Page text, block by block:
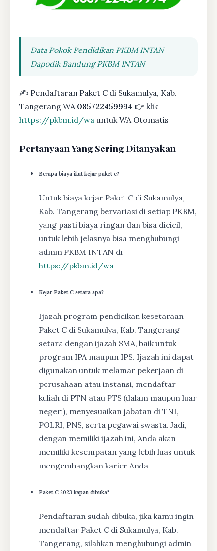
Data Pokok Pendidikan PKBM INTAN
Dapodik Bandung PKBM INTAN
✍ Pendaftaran Paket C di Sukamulya, Kab.
Tangerang WA 085722459994 👉 klik
https://pkbm.id/wa untuk WA Otomatis
Pertanyaan Yang Sering Ditanyakan
Berapa biaya ikut kejar paket c?
Untuk biaya kejar Paket C di Sukamulya,
Kab. Tangerang bervariasi di setiap PKBM,
yang pasti biaya ringan dan bisa dicicil,
untuk lebih jelasnya bisa menghubungi
admin PKBM INTAN di
https://pkbm.id/wa
Kejar Paket C setara apa?
Ijazah program pendidikan kesetaraan
Paket C di Sukamulya, Kab. Tangerang
setara dengan ijazah SMA, baik untuk
program IPA maupun IPS. Ijazah ini dapat
digunakan untuk melamar pekerjaan di
perusahaan atau instansi, mendaftar
kuliah di PTN atau PTS (dalam maupun luar
negeri), menyesuaikan jabatan di TNI,
POLRI, PNS, serta pegawai swasta. Jadi,
dengan memiliki ijazah ini, Anda akan
memiliki kesempatan yang lebih luas untuk
mengembangkan karier Anda.
Paket C 2023 kapan dibuka?
Pendaftaran sudah dibuka, jika kamu ingin
mendaftar Paket C di Sukamulya, Kab.
Tangerang, silahkan menghubungi admin